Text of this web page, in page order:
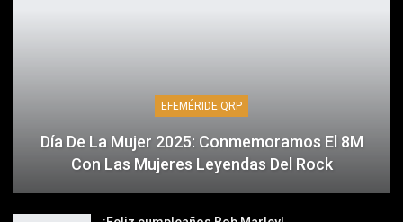
EFEMÉRIDE QRP
Día De La Mujer 2025: Conmemoramos El 8M
Con Las Mujeres Leyendas Del Rock